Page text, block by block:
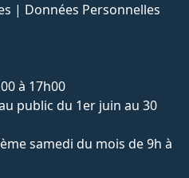
| Données Personnelles
à 17h00
public du 1er juin au 30
samedi du mois de 9h à